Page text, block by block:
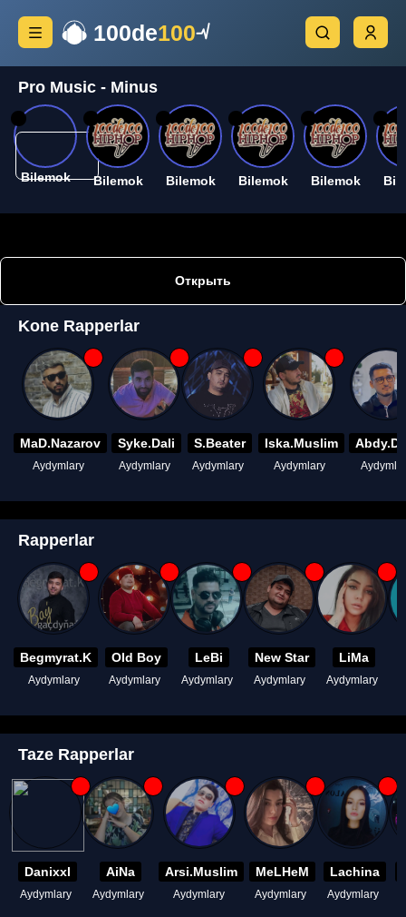
100de100
Pro Music - Minus
Bilemok Bilemok Bilemok Bilemok Bilemok
Открыть
Kone Rapperlar
MaD.Nazarov
Aydymlary
Syke.Dali
Aydymlary
S.Beater
Aydymlary
Iska.Muslim
Aydymlary
Rapperlar
Begmyrat.K
Aydymlary
Old Boy
Aydymlary
LeBi
Aydymlary
New Star
Aydymlary
LiMa
Aydymlary
Taze Rapperlar
Danixxl
Aydymlary
AiNa
Aydymlary
Arsi.Muslim
Aydymlary
MeLHeM
Aydymlary
Lachina
Aydymlary